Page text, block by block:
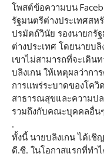
โพสต์ข้อความบน
รัฐมนตรีต่างประเทศส
ปรมัตถ์วินัย รองนายกรั
ต่างประเทศ โดยนายบ
เขาไม่สามารถที่จะเดิน
บลิงเกน ให้เหตุผลว่ากา
การแพร่ระบาดของโควิ
สาธารณสุขและความป
รวมถึงกับคณะบุคคลอื่น
.
ทั้งนี้ นายบลิงเกน ได้เชิ
ดี.ซี. ในโอกาสแรกที่ทำ